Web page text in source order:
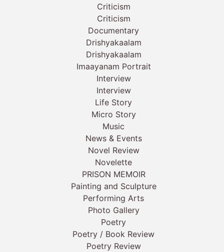
Criticism
Criticism
Documentary
Drishyakaalam
Drishyakaalam
Imaayanam Portrait
Interview
Interview
Life Story
Micro Story
Music
News & Events
Novel Review
Novelette
PRISON MEMOIR
Painting and Sculpture
Performing Arts
Photo Gallery
Poetry
Poetry / Book Review
Poetry Review